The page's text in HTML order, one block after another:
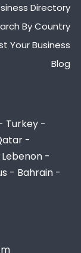
Directory
By Country
Your Business
Blog
Turkey -
-
-
- Bahrain -